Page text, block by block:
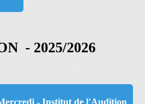
- 2025/2026
- Institut de l'Audition